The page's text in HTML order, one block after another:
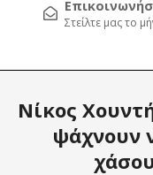
Στείλτε μας το
Navigation
Νίκος
ψάχνουν